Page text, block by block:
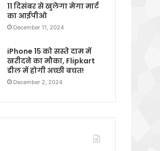
11 दिसंबर से खुलेगा मेगा मार्ट
का आईपीओ
December 11, 2024
iPhone 15 को सस्ते दाम में
खरीदने का मौका, Flipkart
डील में होगी अच्छी बचत!
December 2, 2024